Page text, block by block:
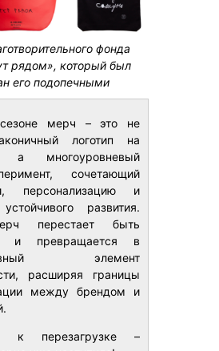
фонда
рядом», который был
его подопечными
мерч – это не
логотип на
а многоуровневый
сочетающий
персонализацию и
развития.
перестает быть
и превращается в
элемент
расширяя границы
между брендом и
к перезагрузке –